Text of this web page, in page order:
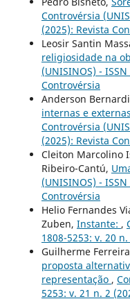
Controvérsia
(2025): Revista
Leosir Santin
religiosidade na
(UNISINOS) -
Controvérsia
Anderson
internas e
Controvérsia
(2025): Revista
Cleiton Marcolino
Ribeiro-Cantú,
(UNISINOS) -
Controvérsia
Helio Fernandes
Zuben, Instante: ,
1808-5253: v. 20
Guilherme
proposta
representação ,
5253: v. 21 n. 2